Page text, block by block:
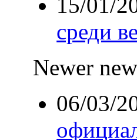
среди
Newer
06/03/